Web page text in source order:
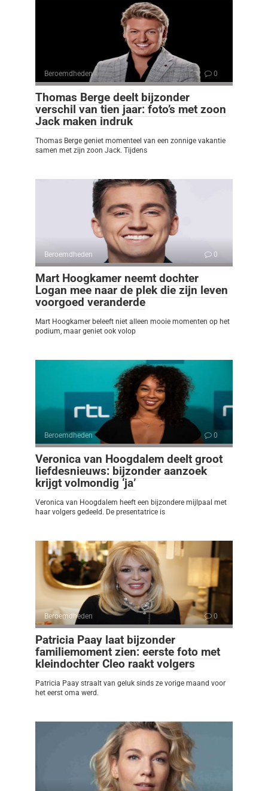
Beroemdheden 0
Thomas Berge deelt bijzonder
verschil van tien jaar: foto’s met zoon
Jack maken indruk
Thomas Berge geniet momenteel van een zonnige vakantie
samen met zijn zoon Jack. Tijdens
Beroemdheden 0
Mart Hoogkamer neemt dochter
Logan mee naar de plek die zijn leven
voorgoed veranderde
Mart Hoogkamer beleeft niet alleen mooie momenten op het
podium, maar geniet ook volop
Beroemdheden 0
Veronica van Hoogdalem deelt groot
liefdesnieuws: bijzonder aanzoek
krijgt volmondig ‘ja’
Veronica van Hoogdalem heeft een bijzondere mijlpaal met
haar volgers gedeeld. De presentatrice is
Beroemdheden 0
Patricia Paay laat bijzonder
familiemoment zien: eerste foto met
kleindochter Cleo raakt volgers
Patricia Paay straalt van geluk sinds ze vorige maand voor
het eerst oma werd.